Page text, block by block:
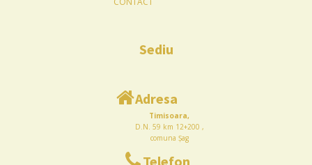
Sediu
Adresa
Timisoara,
D.N. 59 km 12+200 ,
comuna Șag
Telefon